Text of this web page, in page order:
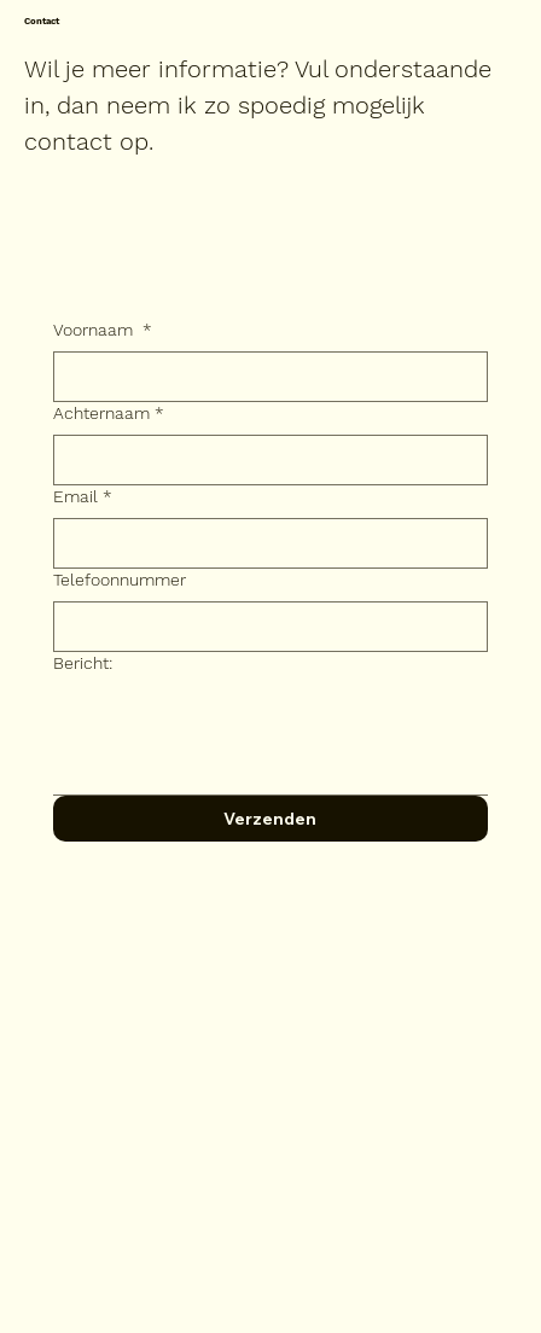
Contact
Wil je meer informatie? Vul onderstaande
in, dan neem ik zo spoedig mogelijk
contact op.
Voornaam *
Achternaam *
Email *
Telefoonnummer
Bericht:
Verzenden